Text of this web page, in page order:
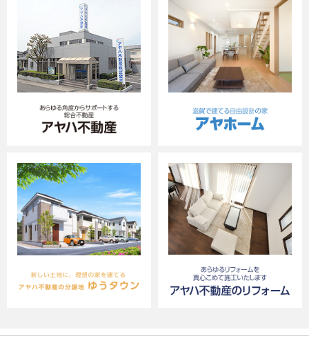
・不動産分譲・不動産仲介・不動産賃貸管理・建
築工事請負・設備管理・保険代理業
（当社に対し保険募集業務の委託を行う保険会
社の利用目的は、それぞれの会社のホームペー
ジ（下記）に記載してあります。
なお、当社と取引のある保険会社は、
・損害保険ジャパン株式会社
（https://www.sompo-japan.co.jp/）
上記の商品・情報・サービス提供のための郵便
物､電話､電子メール等による営業活動に利用し
ます。
当社とご契約していただいていたお客様につい
ては、アフターサービスのために利用することが
顧客動向分析もしくは商品開発等の調査分析の
となります。